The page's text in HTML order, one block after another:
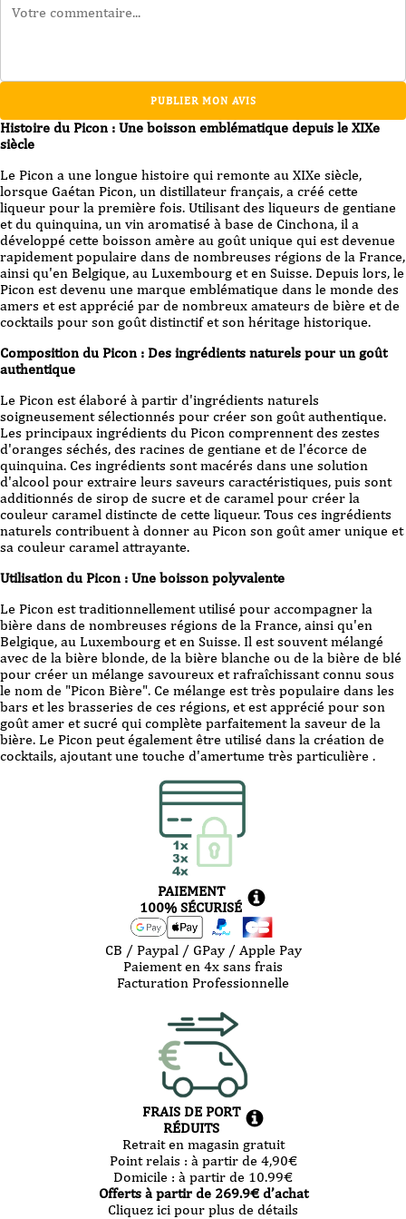
PUBLIER MON AVIS
Histoire du Picon : Une boisson emblématique depuis le XIXe
siècle
Le Picon a une longue histoire qui remonte au XIXe siècle,
lorsque Gaétan Picon, un distillateur français, a créé cette
liqueur pour la première fois. Utilisant des liqueurs de gentiane
et du quinquina, un vin aromatisé à base de Cinchona, il a
développé cette boisson amère au goût unique qui est devenue
rapidement populaire dans de nombreuses régions de la France,
ainsi qu'en Belgique, au Luxembourg et en Suisse. Depuis lors, le
Picon est devenu une marque emblématique dans le monde des
amers et est apprécié par de nombreux amateurs de bière et de
cocktails pour son goût distinctif et son héritage historique.
Composition du Picon : Des ingrédients naturels pour un goût
authentique
Le Picon est élaboré à partir d'ingrédients naturels
soigneusement sélectionnés pour créer son goût authentique.
Les principaux ingrédients du Picon comprennent des zestes
d'oranges séchés, des racines de gentiane et de l'écorce de
quinquina. Ces ingrédients sont macérés dans une solution
d'alcool pour extraire leurs saveurs caractéristiques, puis sont
additionnés de sirop de sucre et de caramel pour créer la
couleur caramel distincte de cette liqueur. Tous ces ingrédients
naturels contribuent à donner au Picon son goût amer unique et
sa couleur caramel attrayante.
Utilisation du Picon : Une boisson polyvalente
Le Picon est traditionnellement utilisé pour accompagner la
bière dans de nombreuses régions de la France, ainsi qu'en
Belgique, au Luxembourg et en Suisse. Il est souvent mélangé
avec de la bière blonde, de la bière blanche ou de la bière de blé
pour créer un mélange savoureux et rafraîchissant connu sous
le nom de "Picon Bière". Ce mélange est très populaire dans les
bars et les brasseries de ces régions, et est apprécié pour son
goût amer et sucré qui complète parfaitement la saveur de la
bière. Le Picon peut également être utilisé dans la création de
cocktails, ajoutant une touche d'amertume très particulière .
PAIEMENT
100% SÉCURISÉ
CB / Paypal / GPay / Apple Pay
Paiement en 4x sans frais
Facturation Professionnelle
FRAIS DE PORT
RÉDUITS
Retrait en magasin gratuit
Point relais : à partir de 4,90€
Domicile : à partir de 10.99€
Offerts à partir de 269.9€ d’achat
Cliquez ici pour plus de détails